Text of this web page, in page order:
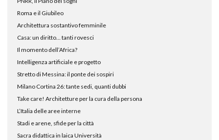
Roma e il Giubileo
Architettura sostantivo femminile
Casa: un diritto… tanti rovesci
Il momento dell’Africa?
Intelligenza artificiale e progetto
Stretto di Messina: il ponte dei sospiri
Milano Cortina 26: tante sedi, quanti dubbi
Take care! Architetture per la cura della persona
L’Italia delle aree interne
Stadi e arene, sfide per la città
Sacra didattica in laica Università